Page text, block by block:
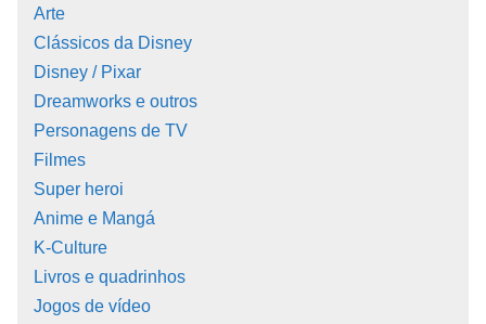
Arte
Clássicos da Disney
Disney / Pixar
Dreamworks e outros
Personagens de TV
Filmes
Super heroi
Anime e Mangá
K-Culture
Livros e quadrinhos
Jogos de vídeo